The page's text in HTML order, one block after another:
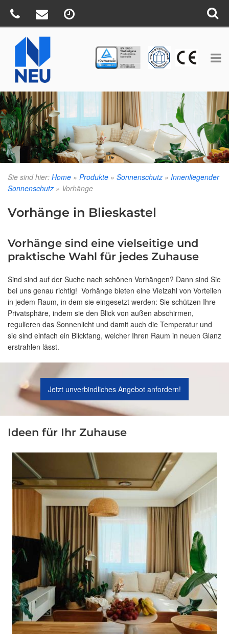
Sie sind hier: Home » Produkte » Sonnenschutz » Innenliegender
Sonnenschutz » Vorhänge
Vorhänge in Blieskastel
Vorhänge sind eine vielseitige und
praktische Wahl für jedes Zuhause
Sind sind auf der Suche nach schönen Vorhängen? Dann sind Sie
bei uns genau richtig! Vorhänge bieten eine Vielzahl von Vorteilen
in jedem Raum, in dem sie eingesetzt werden: Sie schützen Ihre
Privatsphäre, indem sie den Blick von außen abschirmen,
regulieren das Sonnenlicht und damit auch die Temperatur und
sie sind einfach ein Blickfang, welcher Ihren Raum in neuen Glanz
erstrahlen lässt.
Jetzt unverbindliches Angebot anfordern!
Ideen für Ihr Zuhause
TÜV CE BV